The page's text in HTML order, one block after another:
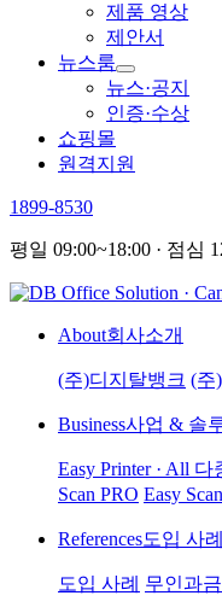
제품 영상
제안서
뉴스룸
뉴스·공지
인증·수상
쇼핑몰
원격지원
1899-8530
평일 09:00~18:00 · 점심
About회사소개
(주)디지탈뱅크 (주
Business사업 & 솔
Easy Printer · All 다
Scan PRO Easy
References도입 사례
도입 사례 무인과